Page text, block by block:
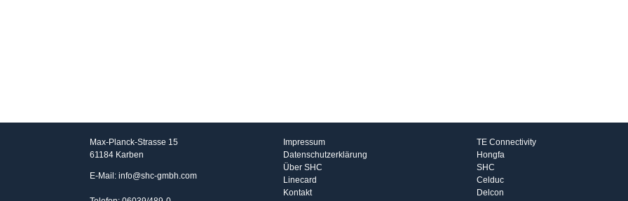
Max-Planck-Strasse 15
61184 Karben
E-Mail: info@shc-gmbh.com
Impressum
Datenschutzerklärung
Über SHC
Linecard
Kontakt
TE Connectivity
Hongfa
SHC
Celduc
Delcon